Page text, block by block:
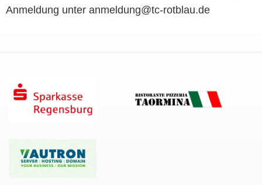
Anmeldung unter anmeldung@tc-rotblau.de